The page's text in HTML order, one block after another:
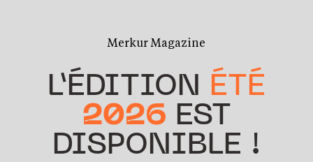
Merkur Magazine
L’ÉDITION ÉTÉ
2026 EST
DISPONIBLE !